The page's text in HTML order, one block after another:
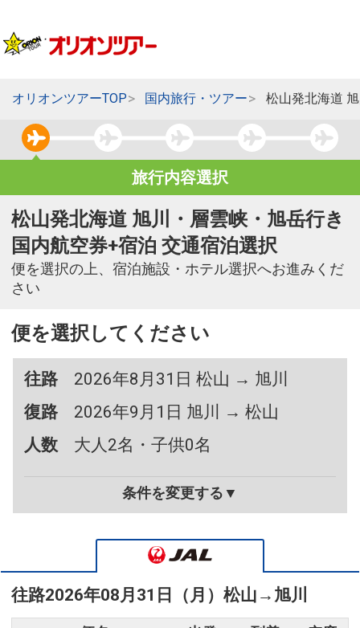
オリオンツアーTOP 国内旅行・ツアー 松山発北海道
旅行内容選択
松山発北海道 旭川・層雲峡・旭岳行き
国内航空券+宿泊 交通宿泊選択
便を選択の上、宿泊施設・ホテル選択へお進みくだ
さい
便を選択してください
往路
2026年8月31日 松山 → 旭川
復路
2026年9月1日 旭川 → 松山
人数
大人2名・子供0名
条件を変更する▼
往路2026年08月31日（月） 松山 → 旭川